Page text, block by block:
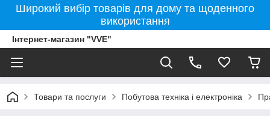
Широкий вибір товарів для дому та щоденного
використання
Інтернет-магазин "VVE"
Товари та послуги Побутова техніка і електроніка